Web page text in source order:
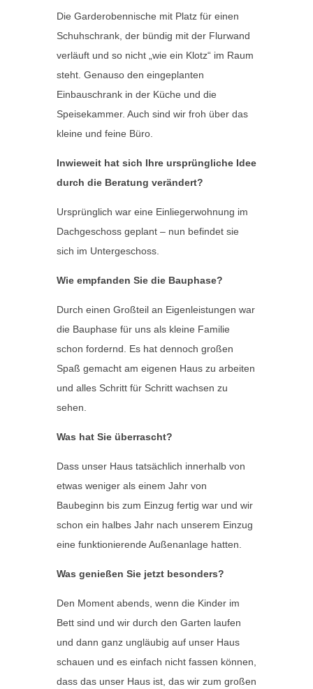
Die Garderobennische mit Platz für einen
Schuhschrank, der bündig mit der Flurwand
verläuft und so nicht „wie ein Klotz“ im Raum
steht. Genauso den eingeplanten
Einbauschrank in der Küche und die
Speisekammer. Auch sind wir froh über das
kleine und feine Büro.
Inwieweit hat sich Ihre ursprüngliche Idee
durch die Beratung verändert?
Ursprünglich war eine Einliegerwohnung im
Dachgeschoss geplant – nun befindet sie
sich im Untergeschoss.
Wie empfanden Sie die Bauphase?
Durch einen Großteil an Eigenleistungen war
die Bauphase für uns als kleine Familie
schon fordernd. Es hat dennoch großen
Spaß gemacht am eigenen Haus zu arbeiten
und alles Schritt für Schritt wachsen zu
sehen.
Was hat Sie überrascht?
Dass unser Haus tatsächlich innerhalb von
etwas weniger als einem Jahr von
Baubeginn bis zum Einzug fertig war und wir
schon ein halbes Jahr nach unserem Einzug
eine funktionierende Außenanlage hatten.
Was genießen Sie jetzt besonders?
Den Moment abends, wenn die Kinder im
Bett sind und wir durch den Garten laufen
und dann ganz ungläubig auf unser Haus
schauen und es einfach nicht fassen können,
dass das unser Haus ist, das wir zum großen